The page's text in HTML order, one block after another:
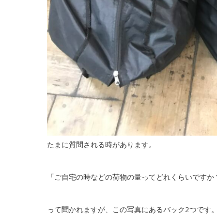
たまに質問される時があります。
「ご自宅の時などの荷物の量ってどれくらいですか
って聞かれますが、この写真にあるバック2つです